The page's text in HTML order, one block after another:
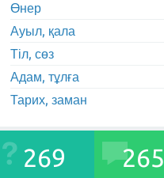
Өнер
Ауыл, қала
Тіл, сөз
Адам, тұлға
Тарих, заман
269 265